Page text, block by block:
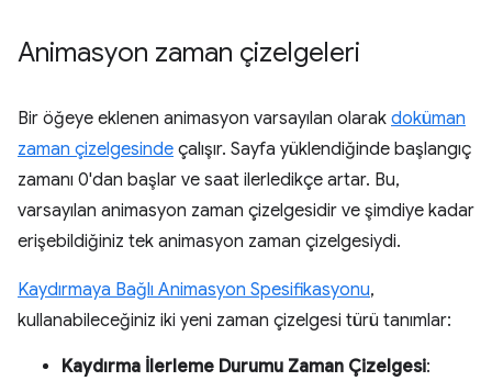
Animasyon zaman çizelgeleri
Bir öğeye eklenen animasyon varsayılan olarak doküman
zaman çizelgesinde çalışır. Sayfa yüklendiğinde başlangıç
zamanı 0'dan başlar ve saat ilerledikçe artar. Bu,
varsayılan animasyon zaman çizelgesidir ve şimdiye kadar
erişebildiğiniz tek animasyon zaman çizelgesiydi.
Kaydırmaya Bağlı Animasyon Spesifikasyonu,
kullanabileceğiniz iki yeni zaman çizelgesi türü tanımlar:
Kaydırma İlerleme Durumu Zaman Çizelgesi: